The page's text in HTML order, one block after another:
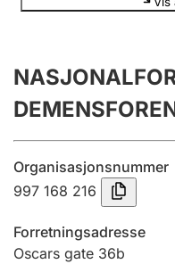
Årsregnskap
Innsending og
Tinglysing
Jeger
Betaling og
Organisasjonsnummer
997 168 216
Forretningsadresse
Oscars gate 36b